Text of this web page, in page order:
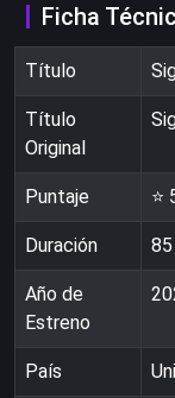
Ficha
Título
Título
Original
Puntaje ⭐
Duración 85
Año de
Estreno
País